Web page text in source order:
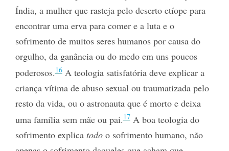
Índia, a mulher que rasteja pelo deserto etíope para
encontrar uma erva para comer e a luta e o
sofrimento de muitos seres humanos por causa do
orgulho, da ganância ou do medo em uns poucos
poderosos.16A teologia satisfatória deve explicar a
criança vítima de abuso sexual ou traumatizada pelo
resto da vida, ou o astronauta que é morto e deixa
uma família sem mãe ou pai.17A boa teologia do
sofrimento explica todoo sofrimento humano, não